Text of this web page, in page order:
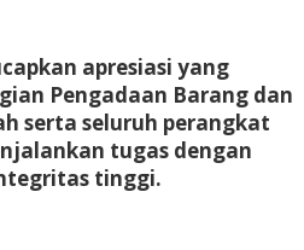
apresiasi yang
Pengadaan Barang dan
serta seluruh perangkat
tugas dengan
tinggi.